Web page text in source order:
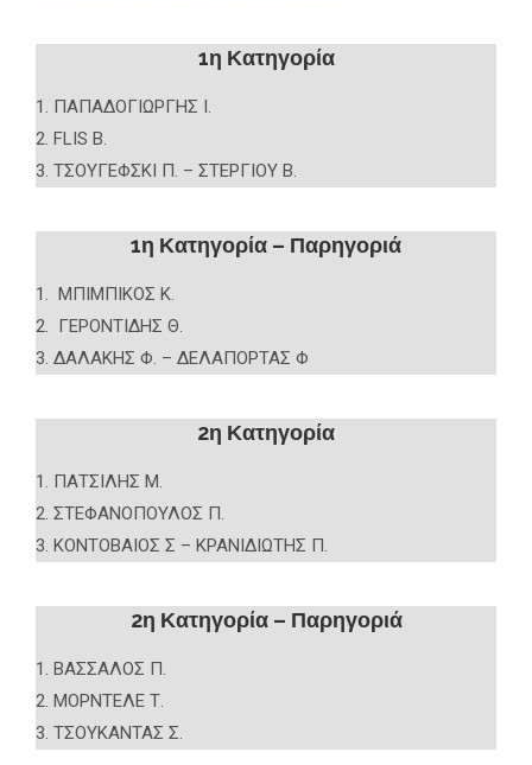
1η Κατηγορία
1. ΠΑΠΑΔΟΓΙΩΡΓΗΣ Ι.
2. FLIS B.
3. ΤΣΟΥΓΕΦΣΚΙ Π. – ΣΤΕΡΓΙΟΥ Β.
1η Κατηγορία – Παρηγοριά
1. ΜΠΙΜΠΙΚΟΣ Κ.
2. ΓΕΡΟΝΤΙΔΗΣ Θ.
3. ΔΑΛΑΚΗΣ Φ. – ΔΕΛΑΠΟΡΤΑΣ Φ
2η Κατηγορία
1. ΠΑΤΣΙΛΗΣ Μ.
2. ΣΤΕΦΑΝΟΠΟΥΛΟΣ Π.
3. ΚΟΝΤΟΒΑΙΟΣ Σ – ΚΡΑΝΙΔΙΩΤΗΣ Π.
2η Κατηγορία – Παρηγοριά
1. ΒΑΣΣΑΛΟΣ Π.
2. ΜΟΡΝΤΕΛΕ Τ.
3. ΤΣΟΥΚΑΝΤΑΣ Σ.